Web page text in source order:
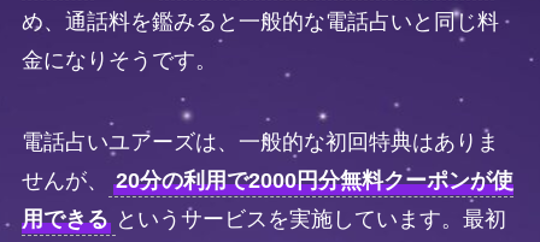
め、通話料を鑑みると一般的な電話占いと同じ料
金になりそうです。
電話占いユアーズは、一般的な初回特典はありま
せんが、
20分の利用で2000円分無料クーポンが使
用できる というサービスを実施しています。最初